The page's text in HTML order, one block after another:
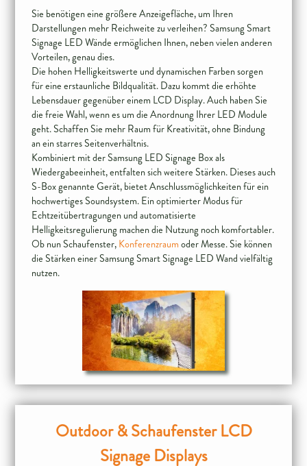
Sie benötigen eine größere Anzeigefläche, um Ihren
Darstellungen mehr Reichweite zu verleihen? Samsung Smart
Signage LED Wände ermöglichen Ihnen, neben vielen anderen
Vorteilen, genau dies.
Die hohen Helligkeitswerte und dynamischen Farben sorgen
für eine erstaunliche Bildqualität. Dazu kommt die erhöhte
Lebensdauer gegenüber einem LCD Display. Auch haben Sie
die freie Wahl, wenn es um die Anordnung Ihrer LED Module
geht. Schaffen Sie mehr Raum für Kreativität, ohne Bindung
an ein starres Seitenverhältnis.
Kombiniert mit der Samsung LED Signage Box als
Wiedergabeeinheit, entfalten sich weitere Stärken. Dieses auch
S-Box genannte Gerät, bietet Anschlussmöglichkeiten für ein
hochwertiges Soundsystem. Ein optimierter Modus für
Echtzeitübertragungen und automatisierte
Helligkeitsregulierung machen die Nutzung noch komfortabler.
Ob nun Schaufenster, Konferenzraum oder Messe. Sie können
die Stärken einer Samsung Smart Signage LED Wand vielfältig
nutzen.
Outdoor & Schaufenster LCD
Signage Displays